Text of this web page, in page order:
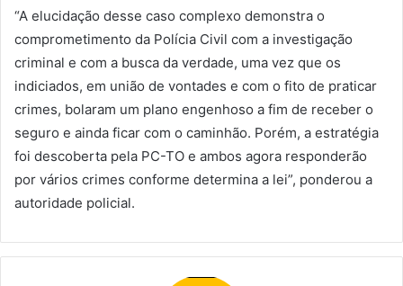
“A elucidação desse caso complexo demonstra o
comprometimento da Polícia Civil com a investigação
criminal e com a busca da verdade, uma vez que os
indiciados, em união de vontades e com o fito de praticar
crimes, bolaram um plano engenhoso a fim de receber o
seguro e ainda ficar com o caminhão. Porém, a estratégia
foi descoberta pela PC-TO e ambos agora responderão
por vários crimes conforme determina a lei”, ponderou a
autoridade policial.